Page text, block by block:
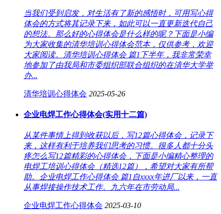
当我们受到启发，对生活有了新的感悟时，可用写心得
体会的方式将其记录下来，如此可以一直更新迭代自己
的想法。那么好的心得体会是什么样的呢？下面是小编
为大家收集的清华培训心得体会范本，仅供参考，欢迎
大家阅读。清华培训心得体会 篇1下半年，我非常荣幸
地参加了由我局和市委组织部联合组织的在清华大学举
办...
清华培训心得体会 2025-05-26
企业电焊工作心得体会(实用十二篇)
从某件事情上得到收获以后，写12篇心得体会，记录下
来，这样有利于培养我们思考的习惯。很多人都十分头
疼怎么写12篇精彩的心得体会，下面是小编精心整理的
电焊工培训心得体会（精选12篇），希望对大家有所帮
助。企业电焊工作心得体会 篇1自xxxx年进厂以来，一直
从事焊接操作技术工作。九六年在市劳动局...
企业电焊工作心得体会 2025-03-10